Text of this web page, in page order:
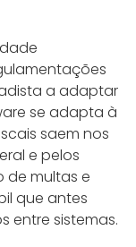
a adaptar
se adapta à
saem nos
e pelos
de multas e
que antes
entre sistemas.